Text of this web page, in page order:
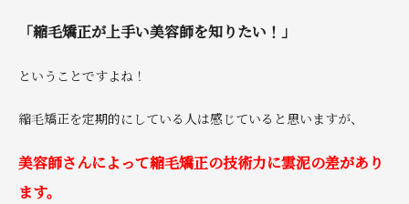
「縮毛矯正が上手い美容師を知りたい！」
ということですよね！
縮毛矯正を定期的にしている人は感じていると思いますが、
美容師さんによって縮毛矯正の技術力に雲泥の差があり
ます。